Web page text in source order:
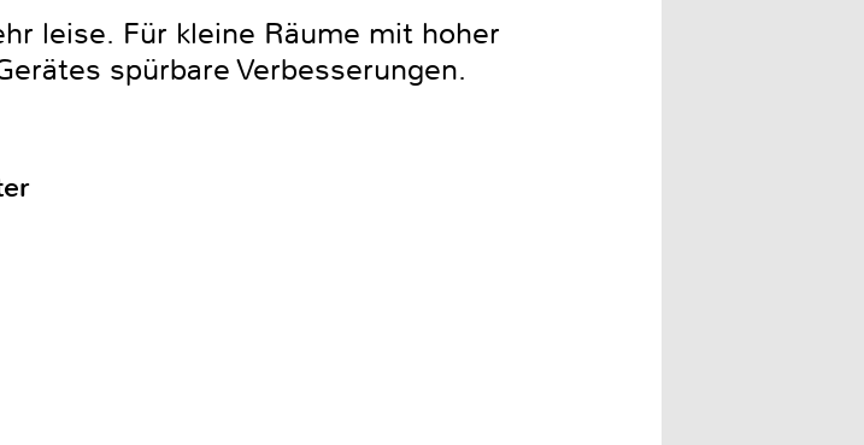
leise. Für kleine Räume mit hoher
spürbare Verbesserungen.